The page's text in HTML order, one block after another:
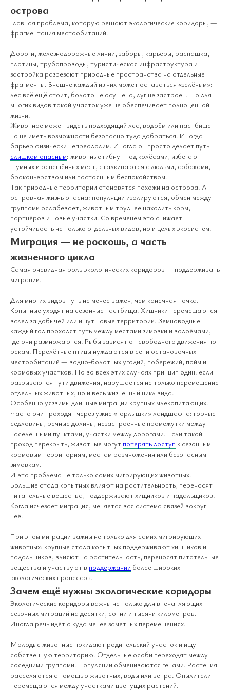
острова
Главная проблема, которую решают экологические коридоры, —
фрагментация местообитаний.
Дороги, железнодорожные линии, заборы, карьеры, распашка,
плотины, трубопроводы, туристическая инфраструктура и
застройка разрезают природные пространства на отдельные
фрагменты. Внешне каждый из них может оставаться «зелёным»:
лес всё ещё стоит, болото не осушено, луг не застроен. Но для
многих видов такой участок уже не обеспечивает полноценной
жизни.
Животное может видеть подходящий лес, водоём или пастбище —
но не иметь возможности безопасно туда добраться. Иногда
барьер физически непреодолим. Иногда он просто делает путь
слишком опасным: животные гибнут под колёсами, избегают
шумных и освещённых мест, сталкиваются с людьми, собаками,
браконьерством или постоянным беспокойством.
Так природные территории становятся похожи на острова. А
островная жизнь опасна: популяции изолируются, обмен между
группами ослабевает, животным труднее находить корм,
партнёров и новые участки. Со временем это снижает
устойчивость не только отдельных видов, но и целых экосистем.
Миграция — не роскошь, а часть
жизненного цикла
Самая очевидная роль экологических коридоров — поддерживать
миграции.
Для многих видов путь не менее важен, чем конечная точка.
Копытные уходят на сезонные пастбища. Хищники перемещаются
вслед за добычей или ищут новые территории. Земноводные
каждый год проходят путь между местами зимовки и водоёмами,
где они размножаются. Рыбы зависят от свободного движения по
рекам. Перелётные птицы нуждаются в сети остановочных
местообитаний — водно-болотных угодий, побережий, пойм и
кормовых участков. Но во всех этих случаях принцип один: если
разрываются пути движения, нарушается не только перемещение
отдельных животных, но и весь жизненный цикл вида.
Особенно уязвимы длинные миграции крупных млекопитающих.
Часто они проходят через узкие «горлышки» ландшафта: горные
седловины, речные долины, незастроенные промежутки между
населёнными пунктами, участки между дорогами. Если такой
проход перекрыть, животные могут потерять доступ к сезонным
кормовым территориям, местам размножения или безопасным
зимовкам.
И это проблема не только самих мигрирующих животных.
Большие стада копытных влияют на растительность, переносят
питательные вещества, поддерживают хищников и падальщиков.
Когда исчезает миграция, меняется вся система связей вокруг
неё.
При этом миграции важны не только для самих мигрирующих
животных: крупные стада копытных поддерживают хищников и
падальщиков, влияют на растительность, переносят питательные
вещества и участвуют в поддержании более широких
экологических процессов.
Зачем ещё нужны экологические коридоры
Экологические коридоры важны не только для впечатляющих
сезонных миграций на десятки, сотни и тысячи километров.
Иногда речь идёт о куда менее заметных перемещениях.
Молодые животные покидают родительский участок и ищут
собственную территорию. Отдельные особи переходят между
соседними группами. Популяции обмениваются генами. Растения
расселяются с помощью животных, воды или ветра. Опылители
перемещаются между участками цветущих растений.